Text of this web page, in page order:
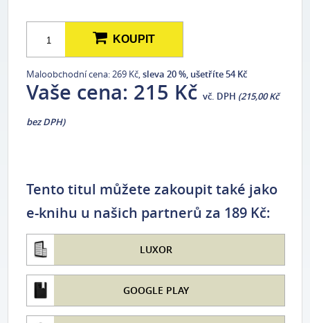
KOUPIT
Maloobchodní cena: 269 Kč,sleva 20 %, ušetříte 54 Kč
Vaše cena: 215 Kč vč. DPH (215,00 Kč
bez DPH)
Tento titul můžete zakoupit také jako
e-knihu u našich partnerů za 189 Kč:
LUXOR
GOOGLE PLAY